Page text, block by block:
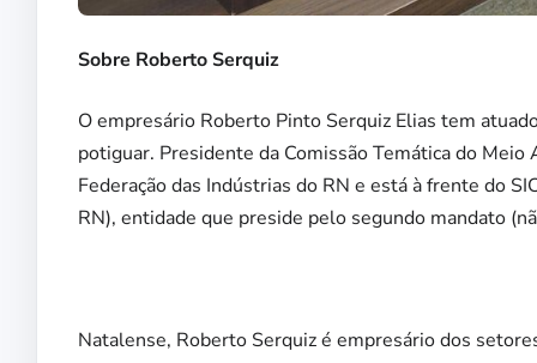
Sobre Roberto Serquiz
O empresário Roberto Pinto Serquiz Elias tem
potiguar. Presidente da Comissão Temática do
Federação das Indústrias do RN e está à frente do
RN), entidade que preside pelo segundo mandato
Natalense, Roberto Serquiz é empresário dos